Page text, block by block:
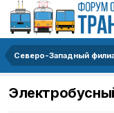
Северо-Западный